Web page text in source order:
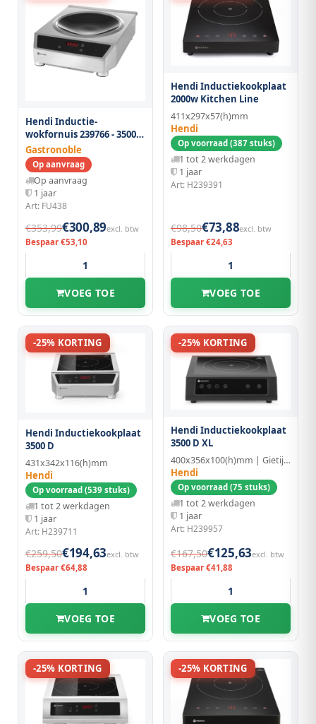
Hendi Inductie-
wokfornuis 239766 - 3500w
Voor Fu439
Gastronoble
Op aanvraag
Op aanvraag
1 jaar
Art: FU438
€353,99€300,89excl. btw
Bespaar €53,10
VOEG TOE
Hendi Inductiekookplaat
2000w Kitchen Line
411x297x57(h)mm
Hendi
Op voorraad (387 stuks)
1 tot 2 werkdagen
1 jaar
Art: H239391
€98,50€73,88excl. btw
Bespaar €24,63
VOEG TOE
-25% KORTING
Hendi Inductiekookplaat
3500 D
431x342x116(h)mm
Hendi
Op voorraad (539 stuks)
1 tot 2 werkdagen
1 jaar
Art: H239711
€259,50€194,63excl. btw
Bespaar €64,88
VOEG TOE
-25% KORTING
Hendi Inductiekookplaat
3500 D XL
400x356x100(h)mm | Gietijzer/Glas
Hendi
Op voorraad (75 stuks)
1 tot 2 werkdagen
1 jaar
Art: H239957
€167,50€125,63excl. btw
Bespaar €41,88
VOEG TOE
-25% KORTING -25% KORTING